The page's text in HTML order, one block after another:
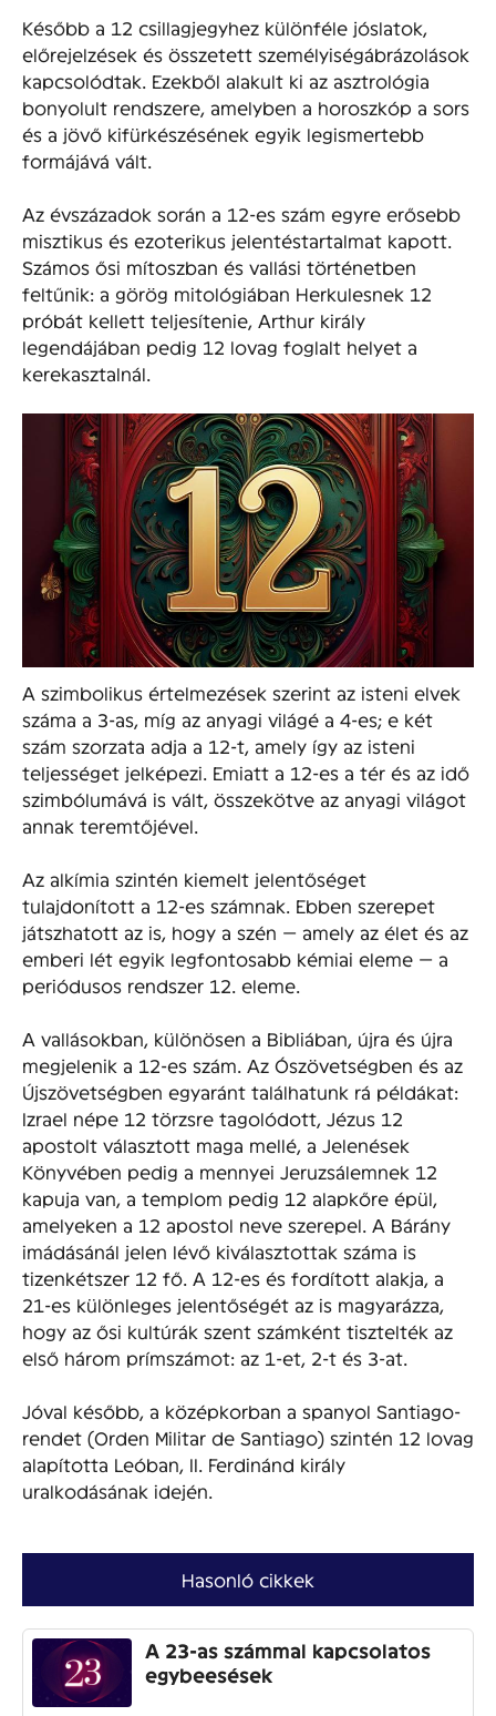
Később a 12 csillagjegyhez különféle jóslatok,
előrejelzések és összetett személyiségábrázolások
kapcsolódtak. Ezekből alakult ki az asztrológia
bonyolult rendszere, amelyben a horoszkóp a sors
és a jövő kifürkészésének egyik legismertebb
formájává vált.
Az évszázadok során a 12-es szám egyre erősebb
misztikus és ezoterikus jelentéstartalmat kapott.
Számos ősi mítoszban és vallási történetben
feltűnik: a görög mitológiában Herkulesnek 12
próbát kellett teljesítenie, Arthur király
legendájában pedig 12 lovag foglalt helyet a
kerekasztalnál.
A szimbolikus értelmezések szerint az isteni elvek
száma a 3-as, míg az anyagi világé a 4-es; e két
szám szorzata adja a 12-t, amely így az isteni
teljességet jelképezi. Emiatt a 12-es a tér és az idő
szimbólumává is vált, összekötve az anyagi világot
annak teremtőjével.
Az alkímia szintén kiemelt jelentőséget
tulajdonított a 12-es számnak. Ebben szerepet
játszhatott az is, hogy a szén — amely az élet és az
emberi lét egyik legfontosabb kémiai eleme — a
periódusos rendszer 12. eleme.
A vallásokban, különösen a Bibliában, újra és újra
megjelenik a 12-es szám. Az Ószövetségben és az
Újszövetségben egyaránt találhatunk rá példákat:
Izrael népe 12 törzsre tagolódott, Jézus 12
apostolt választott maga mellé, a Jelenések
Könyvében pedig a mennyei Jeruzsálemnek 12
kapuja van, a templom pedig 12 alapkőre épül,
amelyeken a 12 apostol neve szerepel. A Bárány
imádásánál jelen lévő kiválasztottak száma is
tizenkétszer 12 fő. A 12-es és fordított alakja, a
21-es különleges jelentőségét az is magyarázza,
hogy az ősi kultúrák szent számként tisztelték az
első három prímszámot: az 1-et, 2-t és 3-at.
Jóval később, a középkorban a spanyol Santiago-
rendet (Orden Militar de Santiago) szintén 12 lovag
alapította Leóban, II. Ferdinánd király
uralkodásának idején.
Hasonló cikkek
A 23-as számmal kapcsolatos
egybeesések